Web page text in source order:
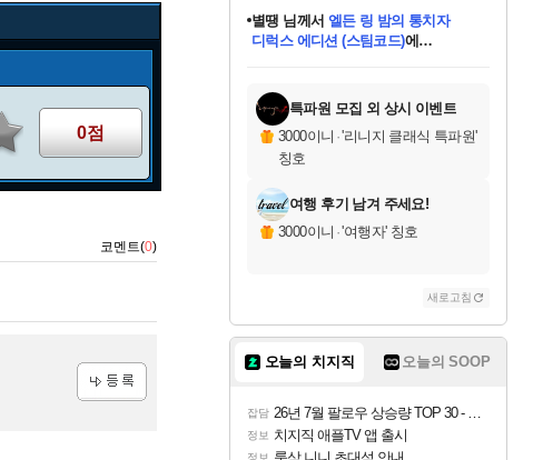
0점
코멘트(0)
교환.
당첨되셨습니다.
니코 님께서 (본편포함) 데이브 더
다이버 인 더 정글 번들 (스팀코드)
당첨되셨습니다.
당첨되셨습니다.
당첨되셨습니다.
당첨되셨습니다.
당첨되셨습니다.
에디션 (스팀코드)를 교환.
당첨되셨습니다.
특파원 모집 외 상시 이벤트
3000이니 ·'리니지 클래식 특파원'
칭호
여행 후기 남겨 주세요!
3000이니 ·'여행자' 칭호
새로고침
오늘의 치지직 오늘의 SOOP
잡담 26년 7월 팔로우 상승량 TOP 30 - 월간 치지직
정보 치지직 애플TV 앱 출시
정보